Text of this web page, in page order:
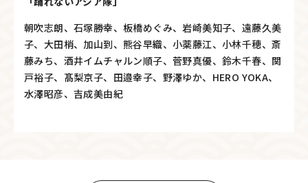
朝吹志朗、石塚勝幸、板橋めぐみ、岩崎美知子、遠藤久美
子、大田梢、加山到、熊谷早織、小薬藤江、小林千穂、斎
藤みち、酒井イムチャルン順子、菅野真優、鈴木千春、関
戸裕子、髙梨京子、田邉幸子、野澤ゆか、HERO YOKA、
水澤昭彦、吉成美由紀